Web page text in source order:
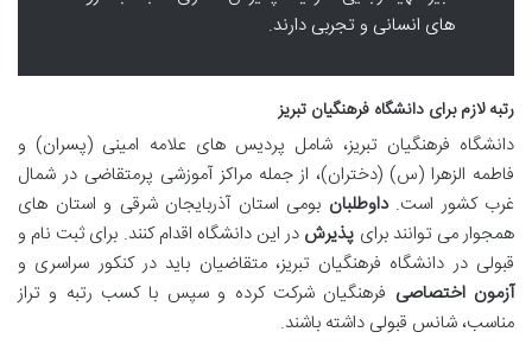
های انسانی و تجربی دارند.
رتبه لازم برای دانشگاه فرهنگیان تبریز
دانشگاه فرهنگیان تبریز، شامل پردیس های علامه امینی (پسران) و
فاطمه الزهرا (س) (دختران)، از جمله مراکز آموزشی پرمتقاضی در شمال
غرب کشور است.داوطلبان بومی استان آذربایجان شرقی و استان های
همجوار می توانند برای پذیرش در این دانشگاه اقدام کنند. برای ثبت نام و
قبولی در دانشگاه فرهنگیان تبریز، متقاضیان باید در کنکور سراسری و
آزمون اختصاصی فرهنگیان شرکت کرده و سپس با کسب رتبه و تراز
مناسب، شانس قبولی داشته باشند.